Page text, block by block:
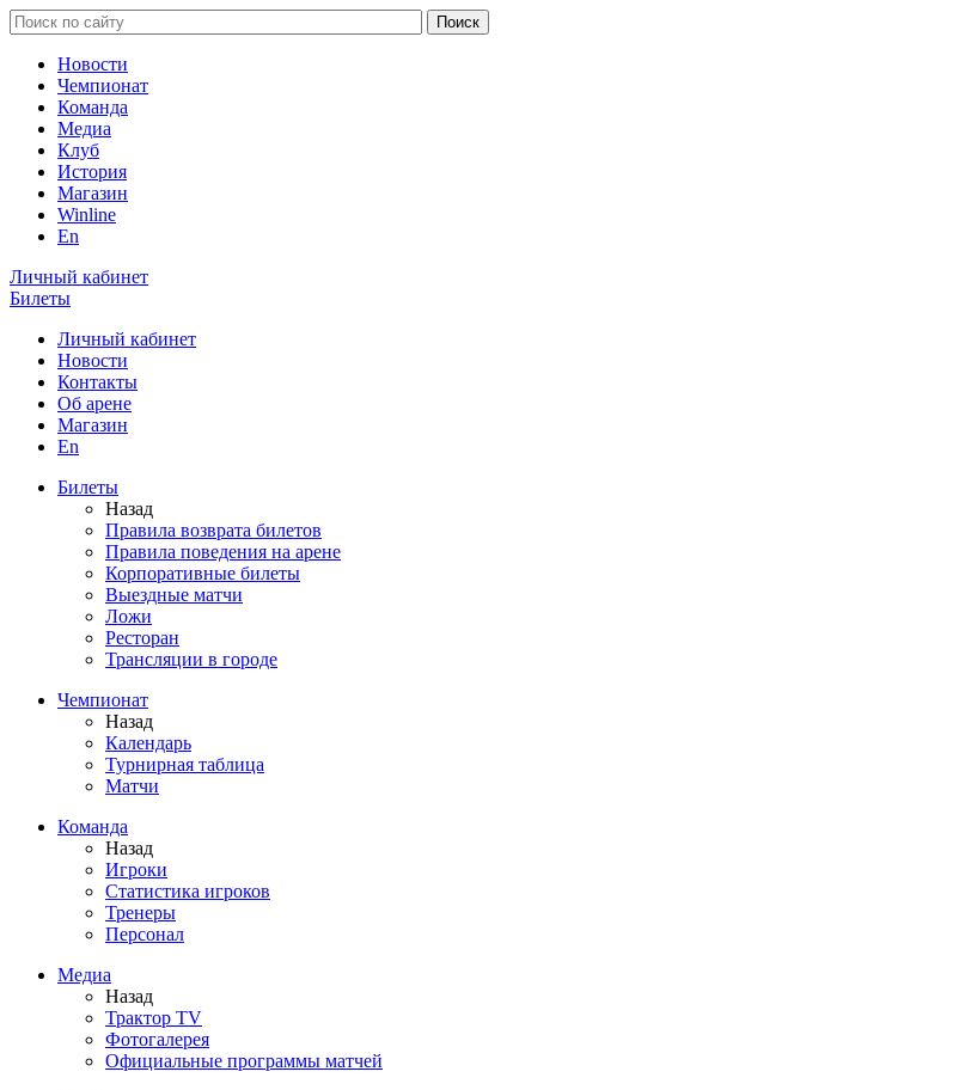
Новости
Чемпионат
Команда
Медиа
Клуб
История
Магазин
Winline
En
Личный кабинет
Билеты
Личный кабинет
Новости
Контакты
Об арене
Магазин
En
Билеты
Назад
Правила возврата билетов
Правила поведения на арене
Корпоративные билеты
Выездные матчи
Ложи
Ресторан
Трансляции в городе
Чемпионат
Назад
Календарь
Турнирная таблица
Матчи
Команда
Назад
Игроки
Статистика игроков
Тренеры
Персонал
Медиа
Назад
Трактор TV
Фотогалерея
Официальные программы матчей